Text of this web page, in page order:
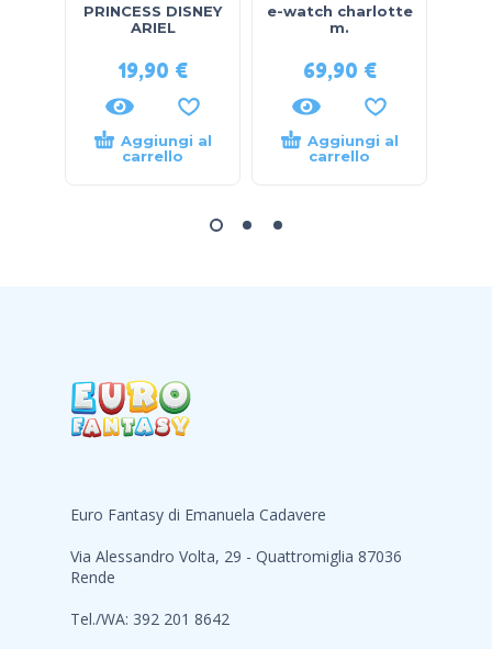
PRINCESS DISNEY
ARIEL
19,90 €
Aggiungi al
carrello
e-watch charlotte
m.
69,90 €
Aggiungi al
carrello
Euro Fantasy di Emanuela Cadavere
Via Alessandro Volta, 29 - Quattromiglia 87036
Rende
Tel./WA: 392 201 8642